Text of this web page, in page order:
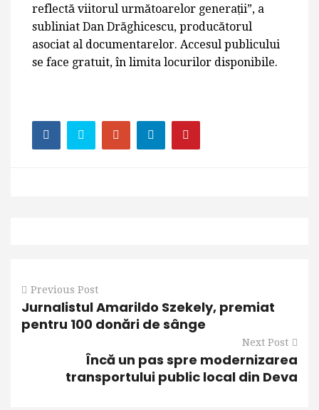
reflectă viitorul următoarelor generații”, a
subliniat Dan Drăghicescu, producătorul
asociat al documentarelor. Accesul publicului
se face gratuit, în limita locurilor disponibile.
Previous Post
Jurnalistul Amarildo Szekely, premiat
pentru 100 donări de sânge
Next Post
Încă un pas spre modernizarea
transportului public local din Deva